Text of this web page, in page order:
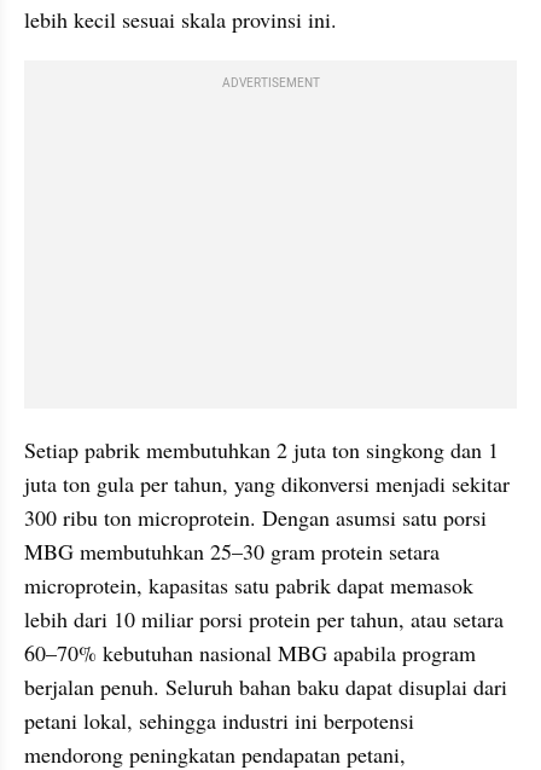
lebih kecil sesuai skala provinsi ini.
ADVERTISEMENT
Setiap pabrik membutuhkan 2 juta ton singkong dan 1
juta ton gula per tahun, yang dikonversi menjadi sekitar
300 ribu ton microprotein. Dengan asumsi satu porsi
MBG membutuhkan 25–30 gram protein setara
microprotein, kapasitas satu pabrik dapat memasok
lebih dari 10 miliar porsi protein per tahun, atau setara
60–70% kebutuhan nasional MBG apabila program
berjalan penuh. Seluruh bahan baku dapat disuplai dari
petani lokal, sehingga industri ini berpotensi
mendorong peningkatan pendapatan petani,